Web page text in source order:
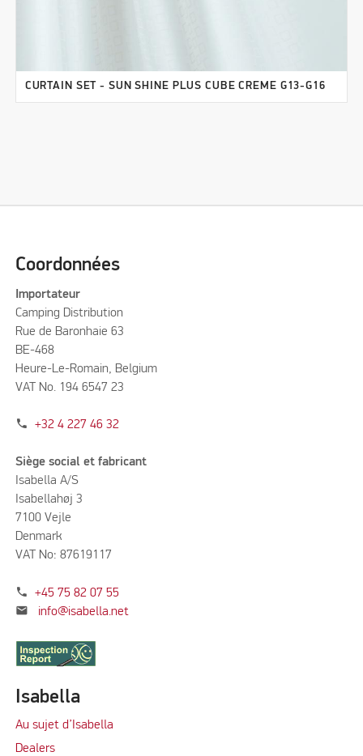
CURTAIN SET - SUN SHINE PLUS CUBE CREME G13-G16
Coordonnées
Importateur
Camping Distribution
Rue de Baronhaie 63
BE-468
Heure-Le-Romain, Belgium
VAT No. 194 6547 23
phone +32 4 227 46 32
Siège social et fabricant
Isabella A/S
Isabellahøj 3
7100 Vejle
Denmark
VAT No: 87619117
phone +45 75 82 07 55
mail info@isabella.net
Isabella
Au sujet d’Isabella
Dealers